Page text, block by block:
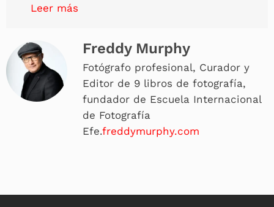
Leer más
Freddy Murphy
Fotógrafo profesional, Curador y
Editor de 9 libros de fotografía,
fundador de Escuela Internacional
de Fotografía
Efe.freddymurphy.com